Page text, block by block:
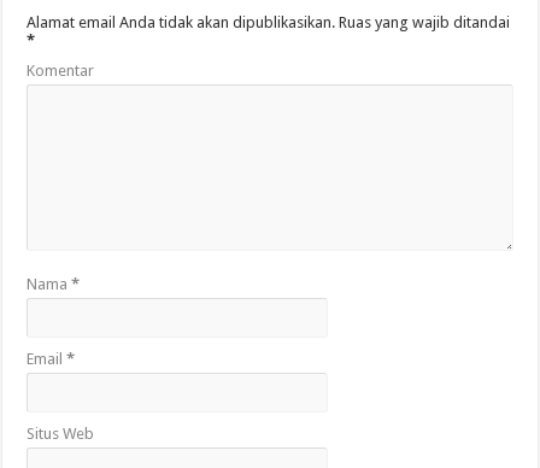
Alamat email Anda tidak akan dipublikasikan. Ruas yang wajib ditandai
*
Komentar
Nama*
Email*
Situs Web